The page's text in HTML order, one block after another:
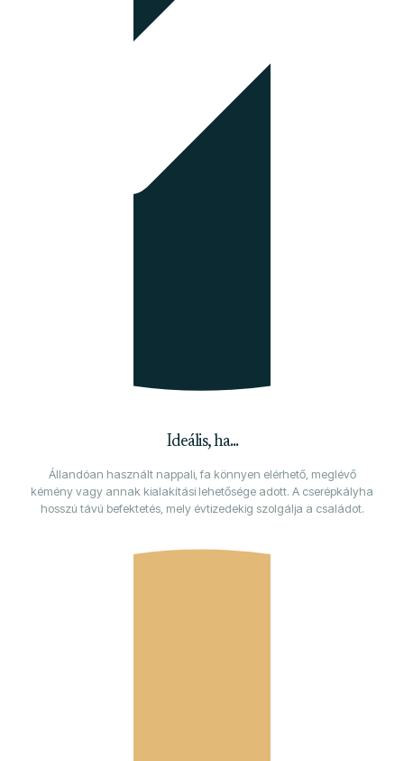
Ideális, ha...
Állandóan használt nappali, fa könnyen elérhető, meglévő
kémény vagy annak kialakítási lehetősége adott. A cserépkályha
hosszú távú befektetés, mely évtizedekig szolgálja a családot.